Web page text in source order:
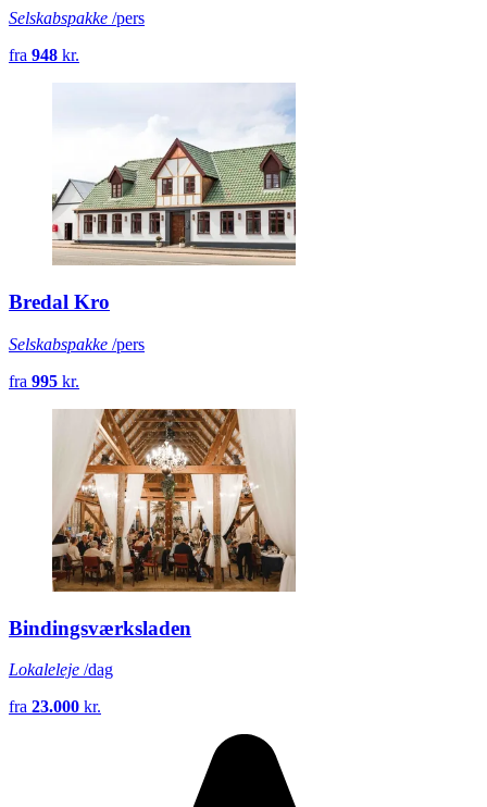
Selskabspakke /pers
fra 948 kr.
Bredal Kro
Selskabspakke /pers
fra 995 kr.
Bindingsværksladen
Lokaleleje /dag
fra 23.000 kr.